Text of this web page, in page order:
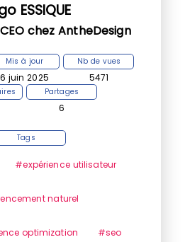
ESSIQUE
chez AntheDesign
Mis à jour
6 juin 2025
Nb de vues
5471
Partages
6
Tags
#expérience utilisateur
naturel
optimization #seo